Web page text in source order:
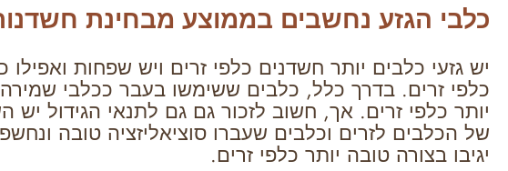
כלבי הגזע נחשבים בממוצע מבחינת
יש גזעי כלבים יותר חשדנים כלפי זרים ויש שפחות
כלפי זרים. בדרך כלל, כלבים ששימשו בעבר ככלבי שמירה
יותר כלפי זרים. אך, חשוב לזכור גם גם לתנאי הגידול
של הכלבים לזרים וכלבים שעברו סוציאליזציה טובה
יגיבו בצורה טובה יותר כלפי זרים.